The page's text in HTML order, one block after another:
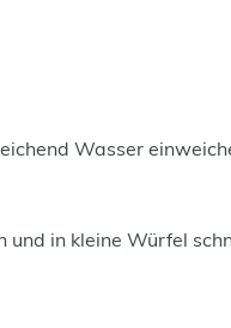
Wasser
und in kleine Würfel